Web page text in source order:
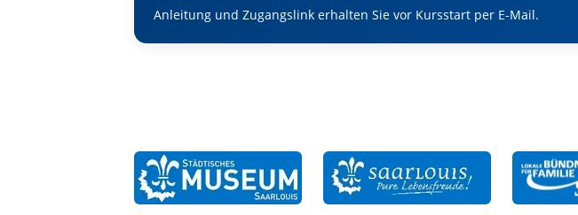
Anleitung und Zugangslink erhalten Sie vor Kursstart per E-Mail.